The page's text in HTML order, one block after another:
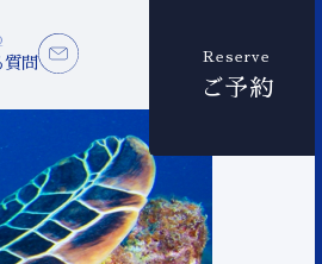
質問 Reserve
ご予約